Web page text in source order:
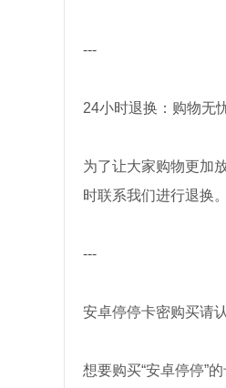
---
24小时退换：购物无
为了让大家购物更加
时联系我们进行退换
---
安卓停停卡密购买请
想要购买“安卓停停”